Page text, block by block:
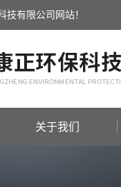
技有限公司网站！
关于我们